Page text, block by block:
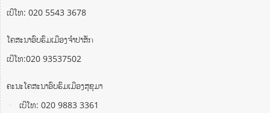
ເບີໂທ: 020 5543 3678
ໂຄສະນາອົບຮົມເມືອງຈຳປາສັກ
ເບີໂທ:020 93537502
ຄະນະໂຄສະນາອົບຮົມເມືອງສຸຂຸມາ
ເບີໂທ: 020 9883 3361